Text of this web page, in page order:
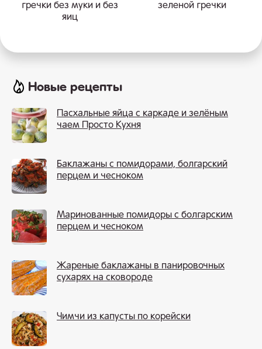
гречки без муки и без
яиц
зеленой гречки
Новые рецепты
Пасхальные яйца с каркаде и зелёным
чаем Просто Кухня
Баклажаны с помидорами, болгарский
перцем и чесноком
Маринованные помидоры с болгарским
перцем и чесноком
Жареные баклажаны в панировочных
сухарях на сковороде
Чимчи из капусты по корейски